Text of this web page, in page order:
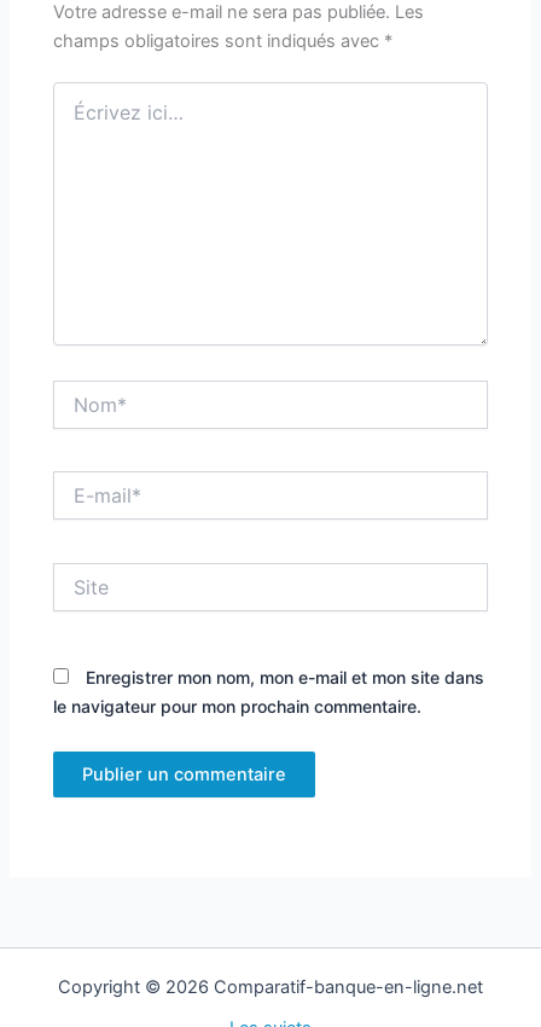
Votre adresse e-mail ne sera pas publiée. Les
champs obligatoires sont indiqués avec *
Écrivez
ici…
mail*
Enregistrer mon nom, mon e-mail et mon site dans
le navigateur pour mon prochain commentaire.
Copyright © 2026 Comparatif-banque-en-ligne.net